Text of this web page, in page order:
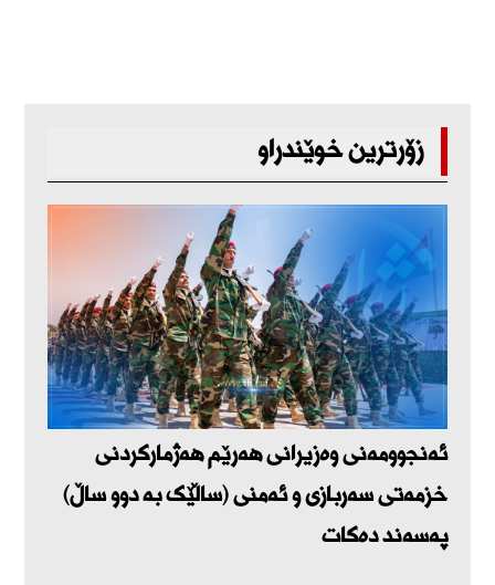
زۆرترین خوێندراو
ئەنجوومەنی وەزیرانی هەرێم هەژمارکردنی
خزمەتی سەربازی و ئەمنی (ساڵێک بە دوو ساڵ)
پەسەند دەکات